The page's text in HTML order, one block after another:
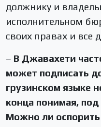
должнику и
исполнительном
своих правах и все
– В Джавахети
может подписать
грузинском языке
конца понимая,
Можно ли оспорить